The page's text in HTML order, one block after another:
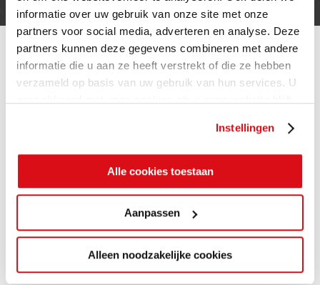
informatie over uw gebruik van onze site met onze
partners voor social media, adverteren en analyse. Deze
partners kunnen deze gegevens combineren met andere
informatie die u aan ze heeft verstrekt of die ze hebben
verzameld op basis van uw gebruik van hun services. U
Instellingen
Alle cookies toestaan
Aanpassen
Alleen noodzakelijke cookies